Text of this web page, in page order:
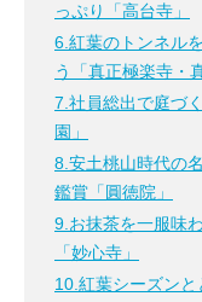
っぷり「高台寺」
6.紅葉のトンネル
う「真正極楽寺・
7.社員総出で庭づ
園」
8.安土桃山時代の
鑑賞「圓徳院」
9.お抹茶を一服味
「妙心寺」
10.紅葉シーズン